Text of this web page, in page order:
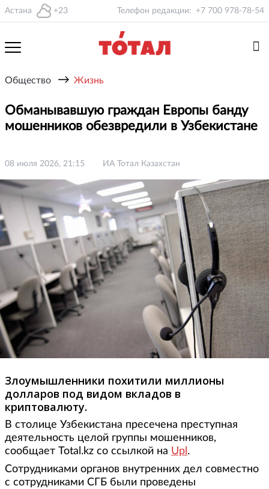
Астана +23 Телефон редакции: +7 700 978-78-54
Общество → Жизнь
Обманывавшую граждан Европы банду
мошенников обезвредили в Узбекистане
08 июля 2026, 21:15 ИА Тотал Казахстан
Злоумышленники похитили миллионы
долларов под видом вкладов в
криптовалюту.
В столице Узбекистана пресечена преступная
деятельность целой группы мошенников,
сообщает Total.kz со ссылкой на Upl .
Сотрудниками органов внутренних дел совместно
с сотрудниками СГБ были проведены